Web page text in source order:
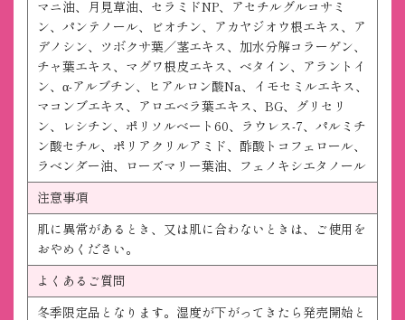
マニ油、月見草油、セラミドNP、アセチルグルコサミ
ン、パンテノール、ビオチン、アカヤジオウ根エキス、ア
デノシン、ツボクサ葉／茎エキス、加水分解コラーゲン、
チャ葉エキス、マグワ根皮エキス、ベタイン、アラントイ
ン、α-アルブチン、ヒアルロン酸Na、イモセミルエキス、
マコンブエキス、アロエベラ葉エキス、BG、グリセリ
ン、レシチン、ポリソルベート60、ラウレス-7、パルミチ
ン酸セチル、ポリアクリルアミド、酢酸トコフェロール、
ラベンダー油、ローズマリー葉油、フェノキシエタノール
注意事項
肌に異常があるとき、又は肌に合わないときは、ご使用を
おやめください。
よくあるご質問
冬季限定品となります。湿度が下がってきたら発売開始と